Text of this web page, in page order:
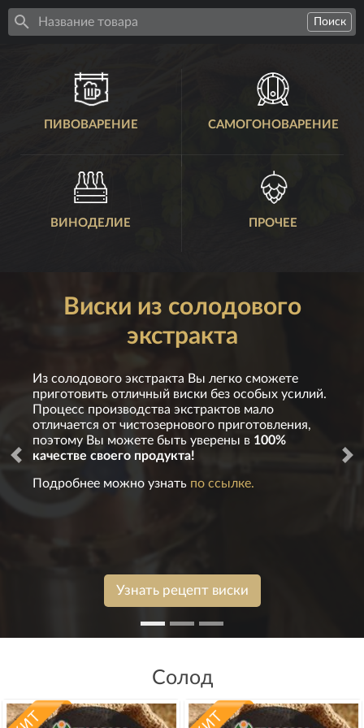
ПИВОВАРЕНИЕ САМОГОНОВАРЕНИЕ
ВИНОДЕЛИЕ ПРОЧЕЕ
Виски из солодового
экстракта
Из солодового экстракта Вы легко сможете
приготовить отличный виски без особых усилий.
Процесс производства экстрактов мало
отличается от чистозернового приготовления,
поэтому Вы можете быть уверены в 100%
качестве своего продукта!
Подробнее можно узнать по ссылке.
Узнать рецепт виски
Солод